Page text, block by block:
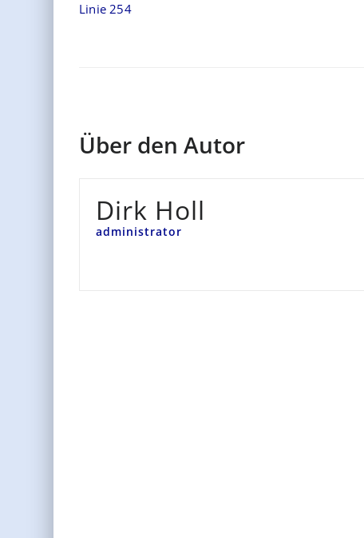
Linie 254
Über den Autor
Dirk Holl
administrator